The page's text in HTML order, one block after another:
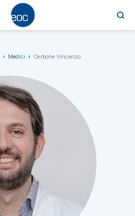
Medici Cerbone Vincenzo